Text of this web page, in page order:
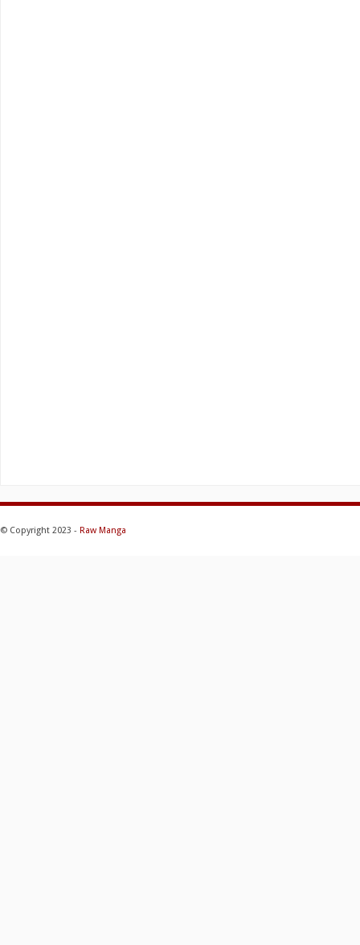
© Copyright 2023 - Raw Manga